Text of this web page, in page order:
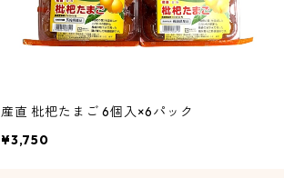
産直 枇杷たまご 6個入×6パック
¥3,750